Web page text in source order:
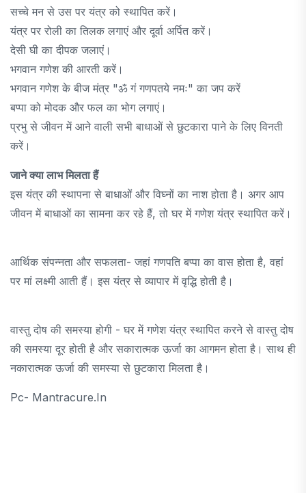
सच्चे मन से उस पर यंत्र को स्थापित करें।
यंत्र पर रोली का तिलक लगाएं और दूर्वा अर्पित करें।
देसी घी का दीपक जलाएं।
भगवान गणेश की आरती करें।
भगवान गणेश के बीज मंत्र "ॐ गं गणपतये नमः" का जप करें
बप्पा को मोदक और फल का भोग लगाएं।
प्रभु से जीवन में आने वाली सभी बाधाओं से छुटकारा पाने के लिए विनती
करें।
जाने क्या लाभ मिलता हैं
इस यंत्र की स्थापना से बाधाओं और विघ्नों का नाश होता है। अगर आप
जीवन में बाधाओं का सामना कर रहे हैं, तो घर में गणेश यंत्र स्थापित करें।
आर्थिक संपन्नता और सफलता- जहां गणपति बप्पा का वास होता है, वहां
पर मां लक्ष्मी आती हैं। इस यंत्र से व्यापार में वृद्धि होती है।
वास्तु दोष की समस्या होगी - घर में गणेश यंत्र स्थापित करने से वास्तु दोष
की समस्या दूर होती है और सकारात्मक ऊर्जा का आगमन होता है। साथ ही
नकारात्मक ऊर्जा की समस्या से छुटकारा मिलता है।
Pc- Mantracure.in